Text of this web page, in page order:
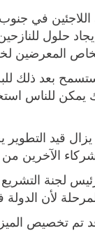
في
حلول
المعرضين
بعد ذلك
يمكن للناس
يزال قيد
الآخرين من
لجنة التشريع
لأن الدولة
تخصيص